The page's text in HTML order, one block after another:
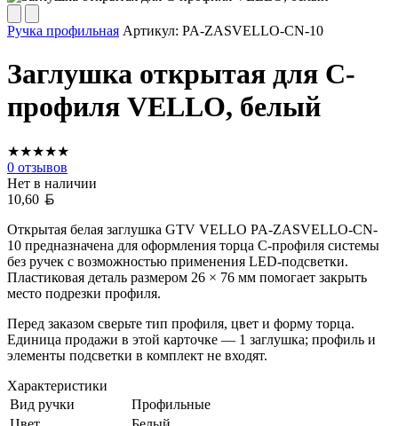
Ручка профильная Артикул: PA-ZASVELLO-CN-10
Заглушка открытая для С-
профиля VELLO, белый
★★★★★
0 отзывов
Нет в наличии
10,60
Открытая белая заглушка GTV VELLO PA-ZASVELLO-CN-
10 предназначена для оформления торца C-профиля системы
без ручек с возможностью применения LED-подсветки.
Пластиковая деталь размером 26 × 76 мм помогает закрыть
место подрезки профиля.
Перед заказом сверьте тип профиля, цвет и форму торца.
Единица продажи в этой карточке — 1 заглушка; профиль и
элементы подсветки в комплект не входят.
Характеристики
Вид ручки
Профильные